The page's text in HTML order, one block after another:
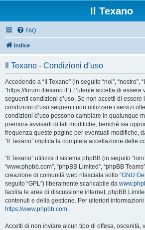
Il Texano
FAQ
Indice
Il Texano - Condizioni d’uso
Accedendo a “Il Texano” (in seguito “noi”, “nostro”,
“https://forum.iltexano.it”), l’utente accetta di
seguenti condizioni d’uso. Se non accetti di
condizioni d’uso seguenti non utilizzare i servizi
condizioni d’uso possono cambiare in qualunque
premura avvisarti di tali modifiche, benché sia
frequenza queste pagine per eventuali modifiche,
“Il Texano” implica la completa accettazione delle
“Il Texano” utilizza il sistema phpBB (in seguito
“www.phpbb.com”, “phpBB Limited”, “phpBB
creazione di comunità web rilasciata sotto “GNU
seguito “GPL”) liberamente scaricabile da
facilita le aree di discussione internet; phpBB
contenuti e della gestione. Per ulteriori
https://www.phpbb.com.
Accetti di non inviare alcun tipo di offesa, oscenità,